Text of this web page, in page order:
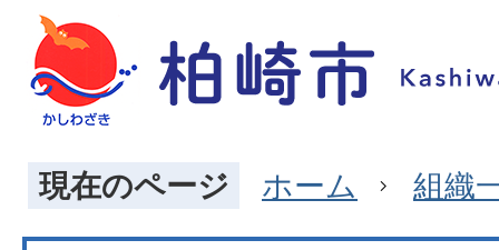
現在のページ ホーム 組織